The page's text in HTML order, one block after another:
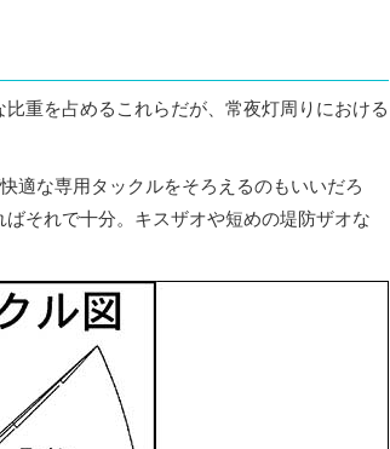
重を占めるこれらだが、常夜灯周りにおける
適な専用タックルをそろえるのもいいだろ
それで十分。キスザオや短めの堤防ザオな